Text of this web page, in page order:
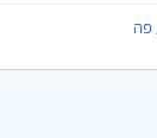
פה